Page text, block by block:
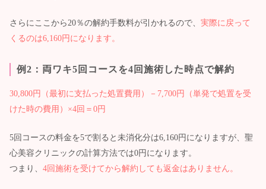
さらにここから20％の解約手数料が引かれるので、 実際に戻って
くるのは6,160円になります。
例2：両ワキ5回コースを4回施術した時点で解約
30,800円（最初に支払った処置費用）－7,700円（単発で処置を受
けた時の費用）×4回＝0円
5回コースの料金を5で割ると未消化分は6,160円になりますが、聖
心美容クリニックの計算方法では0円になります。
つまり、 4回施術を受けてから解約しても返金はありません。